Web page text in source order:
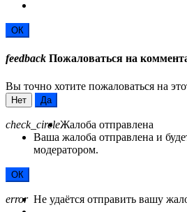
ОК
feedback Пожаловаться на
Вы точно хотите пожаловаться на
Нет Да
check_circleЖалоба отправлена
Ваша жалоба отправлена и
модератором.
ОК
error Не удаётся отправить вашу